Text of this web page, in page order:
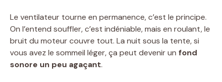
Le ventilateur tourne en permanence, c’est le principe.
On l’entend souffler, c’est indéniable, mais en roulant, le
bruit du moteur couvre tout. La nuit sous la tente, si
vous avez le sommeil léger, ça peut devenir un fond
sonore un peu agaçant.